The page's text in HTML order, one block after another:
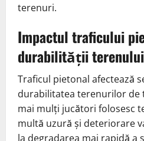
terenuri.
Impactul traficului
durabilității terenului
Traficul pietonal afectează
durabilitatea terenurilor de
mai mulți jucători folosesc
multă uzură și deteriorare
la degradarea mai rapidă a